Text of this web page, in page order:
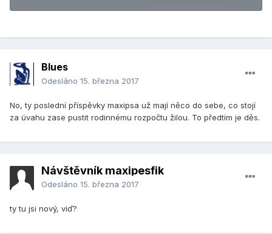
Blues
Odesláno 15. března 2017
No, ty poslední příspěvky maxipsa už mají něco do sebe, co stojí
za úvahu zase pustit rodinnému rozpočtu žilou. To předtím je děs.
Návštěvník maxipesfik
Odesláno 15. března 2017
ty tu jsi nový, viď?